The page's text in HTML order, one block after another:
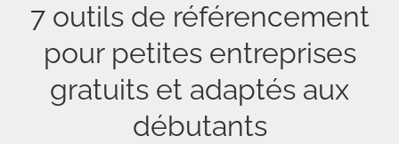
7 outils de référencement
pour petites entreprises
gratuits et adaptés aux
débutants